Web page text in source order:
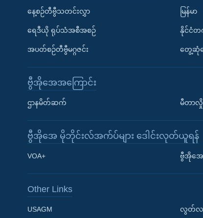
Learning English
နေ့စဉ်တီဗွီသတင်းလွှာ
ရေဒီယို ရုပ်သံအစီအစဉ်
အပတ်စဉ်တီဗွီမဂ္ဂဇင်း
မြန်မာ
နိုင်ငံတ
တွေ့ဆုံမေ
ဗွီအိုအေအကြောင်း
ဌာနမိတ်ဆက် မီတာလှိုင်
ဗွီအိုအေ မိုဘိုင်းလ်အက်ပ်များ ဒေါင်းလုတ်ယူရန်
VOA+ ဗွီအိုအေ
Other Links
USAGM လွတ်လ